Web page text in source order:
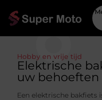
Hobby en vrije tijd
Elektrische
uw behoeften
Een elektrische bakfiets